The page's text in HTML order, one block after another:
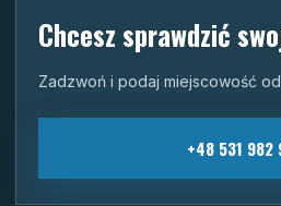
Chcesz sprawdzić
Zadzwoń i podaj miejscowość
+48 531 982